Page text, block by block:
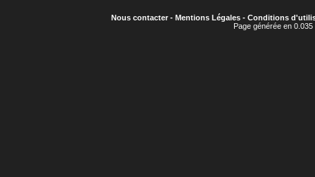
Nous contacter- Mentions Légales- Conditions
Page générée en